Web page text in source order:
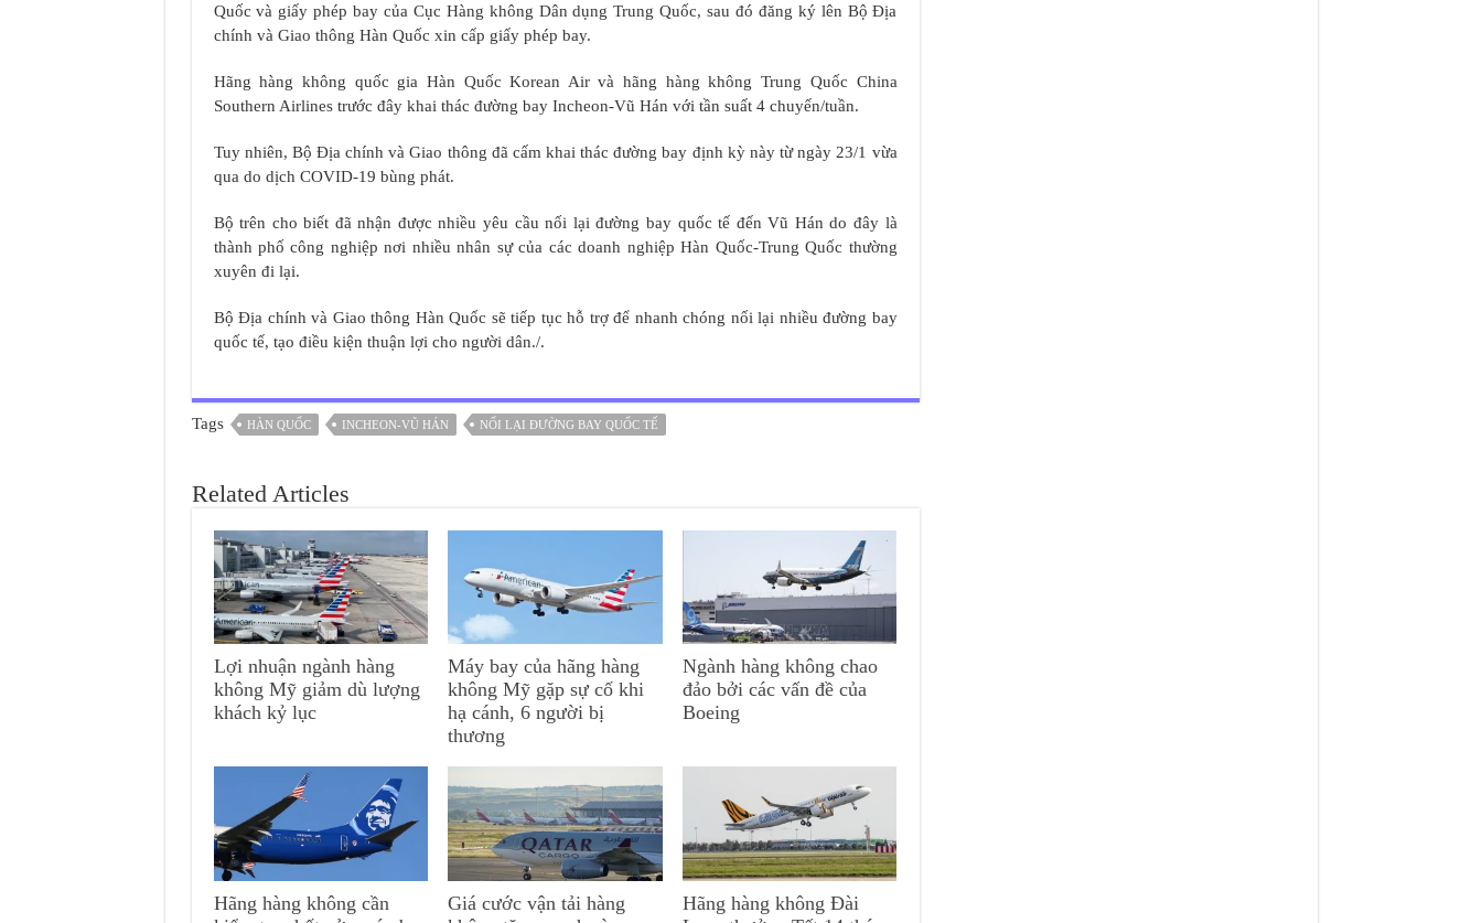
Quốc và giấy phép bay của Cục Hàng không Dân dụng Trung Quốc, sau đó đăng ký lên Bộ Địa
chính và Giao thông Hàn Quốc xin cấp giấy phép bay.
Hãng hàng không quốc gia Hàn Quốc Korean Air và hãng hàng không Trung Quốc China
Southern Airlines trước đây khai thác đường bay Incheon-Vũ Hán với tần suất 4 chuyến/tuần.
Tuy nhiên, Bộ Địa chính và Giao thông đã cấm khai thác đường bay định kỳ này từ ngày 23/1 vừa
qua do dịch COVID-19 bùng phát.
Bộ trên cho biết đã nhận được nhiều yêu cầu nối lại đường bay quốc tế đến Vũ Hán do đây là
thành phố công nghiệp nơi nhiều nhân sự của các doanh nghiệp Hàn Quốc-Trung Quốc thường
xuyên đi lại.
Bộ Địa chính và Giao thông Hàn Quốc sẽ tiếp tục hỗ trợ để nhanh chóng nối lại nhiều đường bay
quốc tế, tạo điều kiện thuận lợi cho người dân./.
Tags HÀN QUỐC INCHEON-VŨ HÁN NỐI LẠI ĐƯỜNG BAY QUỐC TẾ
Related Articles
Lợi nhuận ngành hàng
không Mỹ giảm dù lượng
khách kỷ lục
Máy bay của hãng hàng
không Mỹ gặp sự cố khi
hạ cánh, 6 người bị
thương
Ngành hàng không chao
đảo bởi các vấn đề của
Boeing
Hãng hàng không cần
Giá cước vận tải hàng
Hãng hàng không Đài